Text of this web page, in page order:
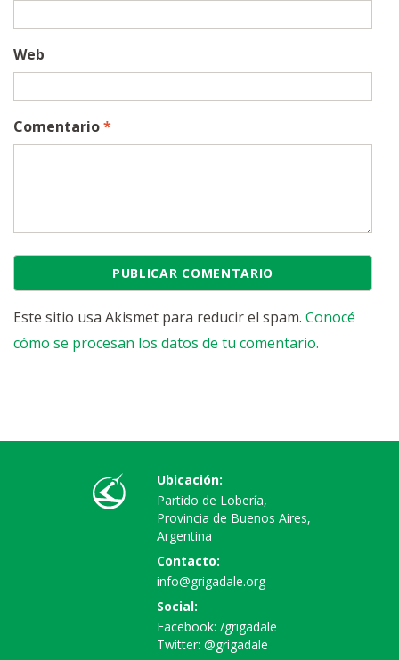
Web
Comentario*
Este sitio usa Akismet para reducir el spam. Conocé
cómo se procesan los datos de tu comentario.
Ubicación:
Partido de Lobería,
Provincia de Buenos Aires,
Argentina
Contacto:
info@grigadale.org
Social:
Facebook: /grigadale
Twitter: @grigadale